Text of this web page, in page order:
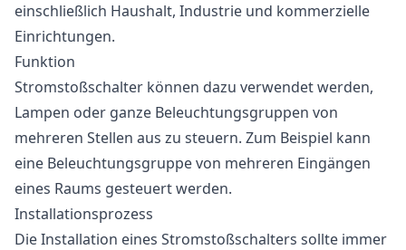
einschließlich Haushalt, Industrie und kommerzielle
Einrichtungen.
Funktion
Stromstoßschalter können dazu verwendet werden,
Lampen oder ganze Beleuchtungsgruppen von
mehreren Stellen aus zu steuern. Zum Beispiel kann
eine Beleuchtungsgruppe von mehreren Eingängen
eines Raums gesteuert werden.
Installationsprozess
Die Installation eines Stromstoßschalters sollte immer